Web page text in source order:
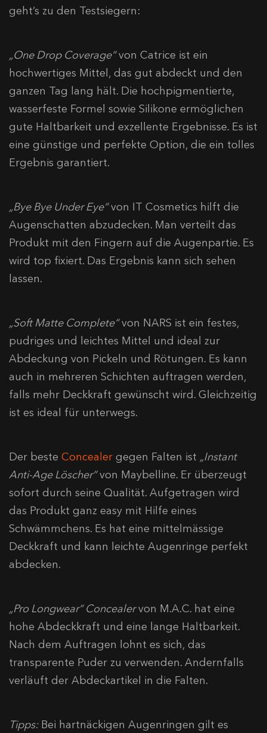
geht’s zu den Testsiegern:
„One Drop Coverage“von Catrice ist ein
hochwertiges Mittel, das gut abdeckt und den
ganzen Tag lang hält. Die hochpigmentierte,
wasserfeste Formel sowie Silikone ermöglichen
gute Haltbarkeit und exzellente Ergebnisse. Es ist
eine günstige und perfekte Option, die ein tolles
Ergebnis garantiert.
„Bye Bye Under Eye“von IT Cosmetics hilft die
Augenschatten abzudecken. Man verteilt das
Produkt mit den Fingern auf die Augenpartie. Es
wird top fixiert. Das Ergebnis kann sich sehen
lassen.
„Soft Matte Complete“von NARS ist ein festes,
pudriges und leichtes Mittel und ideal zur
Abdeckung von Pickeln und Rötungen. Es kann
auch in mehreren Schichten auftragen werden,
falls mehr Deckkraft gewünscht wird. Gleichzeitig
ist es ideal für unterwegs.
Der beste Concealer gegen Falten ist „Instant
Anti-Age Löscher“von Maybelline. Er überzeugt
sofort durch seine Qualität. Aufgetragen wird
das Produkt ganz easy mit Hilfe eines
Schwämmchens. Es hat eine mittelmässige
Deckkraft und kann leichte Augenringe perfekt
abdecken.
„Pro Longwear“ Concealervon M.A.C. hat eine
hohe Abdeckkraft und eine lange Haltbarkeit.
Nach dem Auftragen lohnt es sich, das
transparente Puder zu verwenden. Andernfalls
verläuft der Abdeckartikel in die Falten.
Tipps:Bei hartnäckigen Augenringen gilt es